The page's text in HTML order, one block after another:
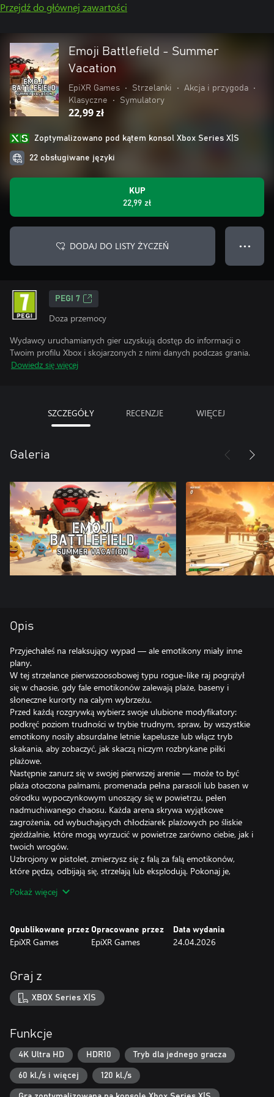
Przejdź do głównej zawartości
Emoji Battlefield - Summer
Vacation
EpiXR Games • Strzelanki • Akcja i przygoda
•
Klasyczne
• Symulatory
22,99 zł
Zoptymalizowano pod kątem konsol Xbox Series X|S
22 obsługiwane języki
KUP
22,99 zł
DODAJ DO LISTY ŻYCZEŃ ● ● ●
PEGI 7
Doza przemocy
Wydawcy uruchamianych gier uzyskują dostęp do informacji o
Twoim profilu Xbox i skojarzonych z nimi danych podczas grania.
Dowiedz się więcej
SZCZEGÓŁY RECENZJE WIĘCEJ
Galeria
Opis
Przyjechałeś na relaksujący wypad — ale emotikony miały inne
plany.
W tej strzelance pierwszoosobowej typu rogue-like raj pogrążył
się w chaosie, gdy fale emotikonów zalewają plaże, baseny i
słoneczne kurorty na całym wybrzeżu.
Przed każdą rozgrywką wybierz swoje ulubione modyfikatory:
podkręć poziom trudności w trybie trudnym, spraw, by wszystkie
emotikony nosiły absurdalne letnie kapelusze lub włącz tryb
skakania, aby zobaczyć, jak skaczą niczym rozbrykane piłki
plażowe.
Następnie zanurz się w swojej pierwszej arenie — może to być
plaża otoczona palmami, promenada pełna parasoli lub basen w
ośrodku wypoczynkowym unoszący się w powietrzu, pełen
nadmuchiwanego chaosu. Każda arena skrywa wyjątkowe
zagrożenia, od wybuchających chłodziarek plażowych po śliskie
zjeżdżalnie, które mogą wyrzucić w powietrze zarówno ciebie, jak i
twoich wrogów.
Uzbrojony w pistolet, zmierzysz się z falą za falą emotikonów,
które pędzą, odbijają się, strzelają lub eksplodują. Pokonaj je,
wybierać spośród potężnych ulepszeń. Zwiększ zadawane
Im dłużej przetrwasz, tym goręcej będzie. Fale nasilają się dzięki
większym i potężniejszym emotikonom – spalonym słońcem
fanatykom, którzy wybuchają, jeśli podejdą zbyt blisko.
Przetrwaj wystarczająco długo, a odblokujesz nowe areny, więcej
modyfikatorów, a nawet jeszcze bardziej dziki letni chaos w swojej
kolejnej rozgrywce.
Pokaż więcej
Opublikowane przez
EpiXR Games
Opracowane przez
EpiXR Games
Data wydania
24.04.2026
Graj z
XBOX Series X|S
Funkcje
4K Ultra HD HDR10 Tryb dla jednego gracza
60 kl./s i więcej 120 kl./s